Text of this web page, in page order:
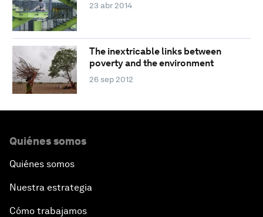
23 abr 2014
The inextricable links between
poverty and the environment
26 sep 2012
Quiénes somos
Quiénes somos
Nuestra estrategia
Cómo trabajamos